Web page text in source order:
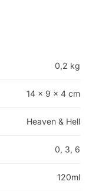
0,2 kg
14 × 9 × 4 cm
Heaven & Hell
0, 3, 6
120ml